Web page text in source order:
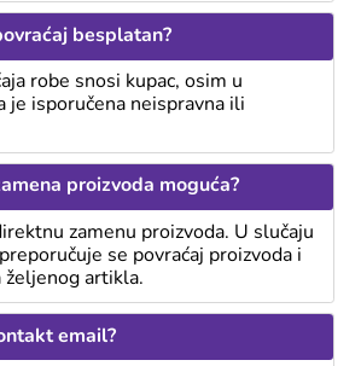
besplatan?
robe snosi kupac, osim u
je isporučena neispravna ili
proizvoda moguća?
zamenu proizvoda. U slučaju
se povraćaj proizvoda i
željenog artikla.
email?